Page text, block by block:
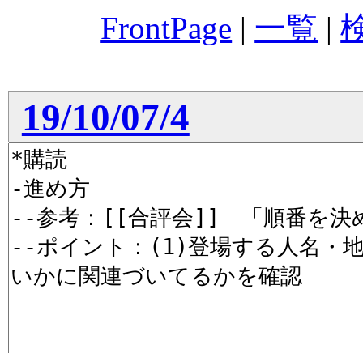
FrontPage | 一覧 |
19/10/07/4